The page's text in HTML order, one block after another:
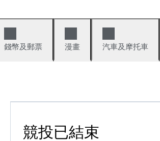
錢幣及郵票 漫畫 汽車及摩托車
競投已結束